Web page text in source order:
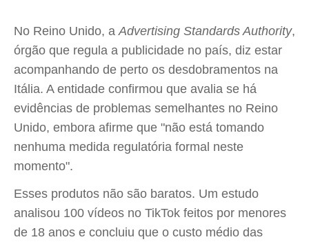
No Reino Unido, aAdvertising Standards Authority,
órgão que regula a publicidade no país, diz estar
acompanhando de perto os desdobramentos na
Itália. A entidade confirmou que avalia se há
evidências de problemas semelhantes no Reino
Unido, embora afirme que "não está tomando
nenhuma medida regulatória formal neste
momento".
Esses produtos não são baratos. Um estudo
analisou 100 vídeos no TikTok feitos por menores
de 18 anos e concluiu que o custo médio das